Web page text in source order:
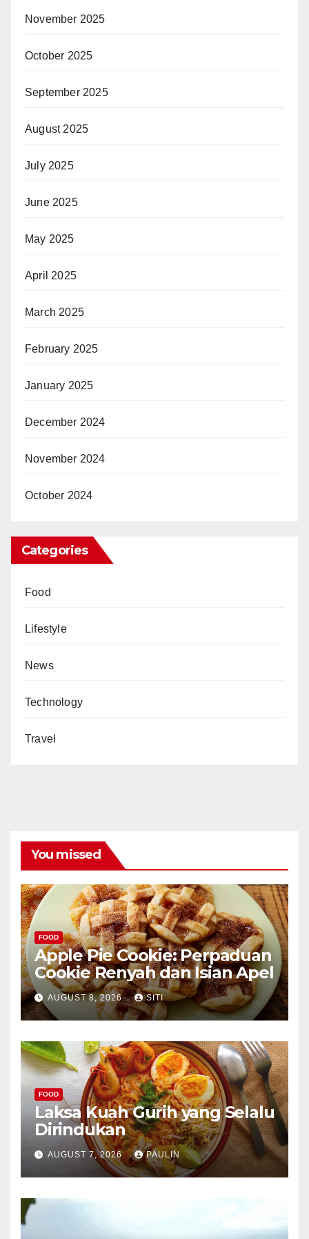
November 2025
October 2025
September 2025
August 2025
July 2025
June 2025
May 2025
April 2025
March 2025
February 2025
January 2025
December 2024
November 2024
October 2024
Categories
Food
Lifestyle
News
Technology
Travel
You missed
FOOD
Apple Pie Cookie: Perpaduan
Cookie Renyah dan Isian Apel
AUGUST 8, 2026 SITI
FOOD
Laksa Kuah Gurih yang Selalu
Dirindukan
AUGUST 7, 2026 PAULIN